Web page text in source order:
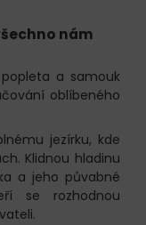
nám
a samouk
oblíbeného
jezírku, kde
Klidnou hladinu
a jeho půvabné
se rozhodnou